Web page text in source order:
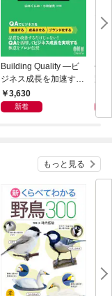
Building Quality ―ビ
ジネス成長を加速する
1人目QAからの品質戦
略―
3,630
新着
作
路
もっと見る